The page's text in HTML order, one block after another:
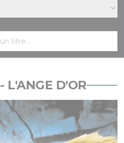
- L'ANGE D'OR